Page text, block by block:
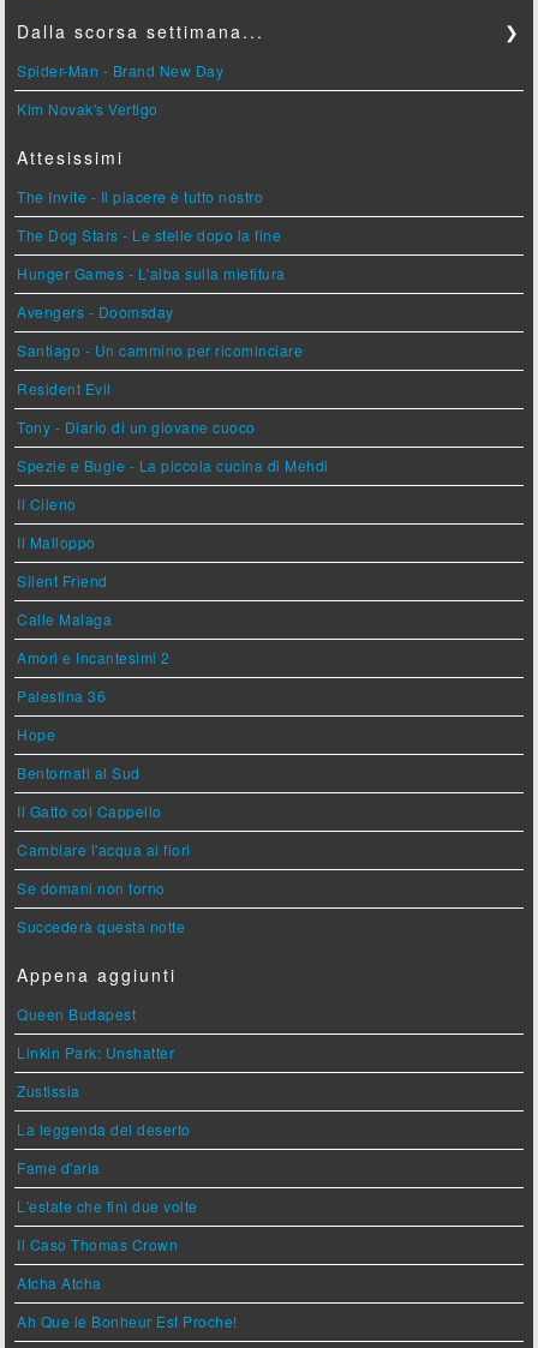
Dalla scorsa settimana... ❯
Spider-Man - Brand New Day
Kim Novak's Vertigo
Attesissimi
The Invite - Il piacere è tutto nostro
The Dog Stars - Le stelle dopo la fine
Hunger Games - L'alba sulla mietitura
Avengers - Doomsday
Santiago - Un cammino per ricominciare
Resident Evil
Tony - Diario di un giovane cuoco
Spezie e Bugie - La piccola cucina di Mehdi
Il Cileno
Il Malloppo
Silent Friend
Calle Malaga
Amori e Incantesimi 2
Palestina 36
Hope
Bentornati al Sud
Il Gatto col Cappello
Cambiare l'acqua ai fiori
Se domani non torno
Succederà questa notte
Appena aggiunti
Queen Budapest
Linkin Park: Unshatter
Zustissia
La leggenda del deserto
Fame d'aria
L'estate che finì due volte
Il Caso Thomas Crown
Atcha Atcha
Ah Que le Bonheur Est Proche!